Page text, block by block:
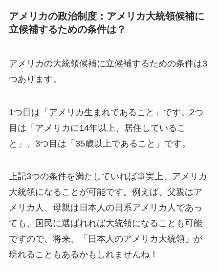
アメリカの政治制度：アメリカ大統領候補に
立候補するための条件は？
アメリカの大統領候補に立候補するための条件は3
つあります。
1つ目は「アメリカ生まれであること」です。2つ
目は「アメリカに14年以上、居住しているこ
と」、3つ目は「35歳以上であること」です。
上記3つの条件を満たしていれば事実上、アメリカ
大統領になることが可能です。例えば、父親はア
メリカ人、母親は日本人の日系アメリカ人であっ
ても、国民に選ばれれば大統領になることも可能
ですので、将来、「日本人のアメリカ大統領」が
現れることもあるかもしれませんね！